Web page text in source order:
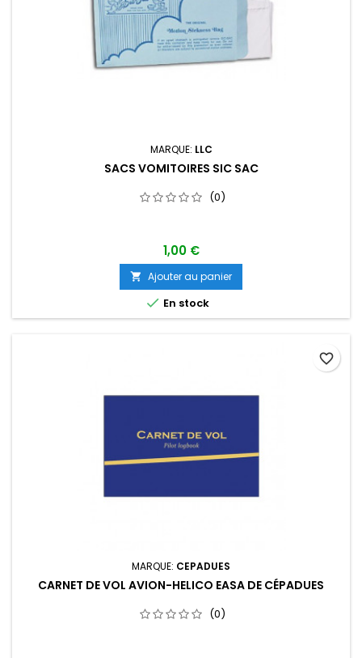
MARQUE: LLC
SACS VOMITOIRES SIC SAC
(0)
1,00 €
 Ajouter au panier
 En stock
MARQUE: CEPADUES
CARNET DE VOL AVION-HELICO EASA DE CÉPADUES
(0)
favorite_border